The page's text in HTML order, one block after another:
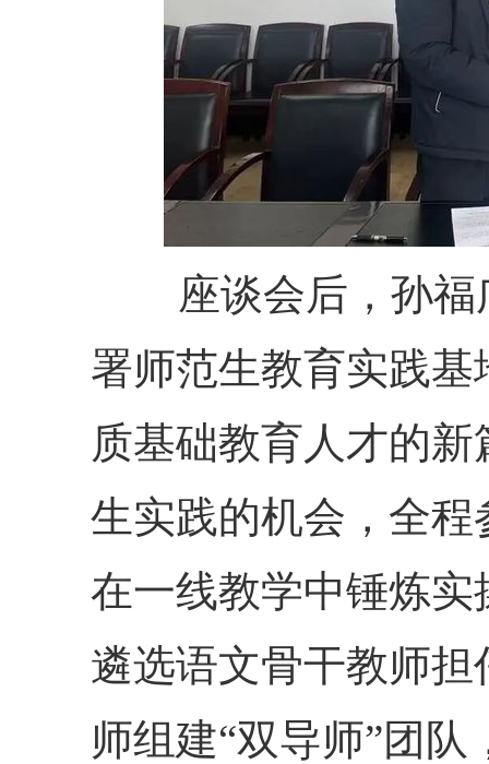
座谈会后，孙福
署师范生教育实践
质基础教育人才的
生实践的机会，全
在一线教学中锤炼
遴选语文骨干教师
师组建“双导师”团